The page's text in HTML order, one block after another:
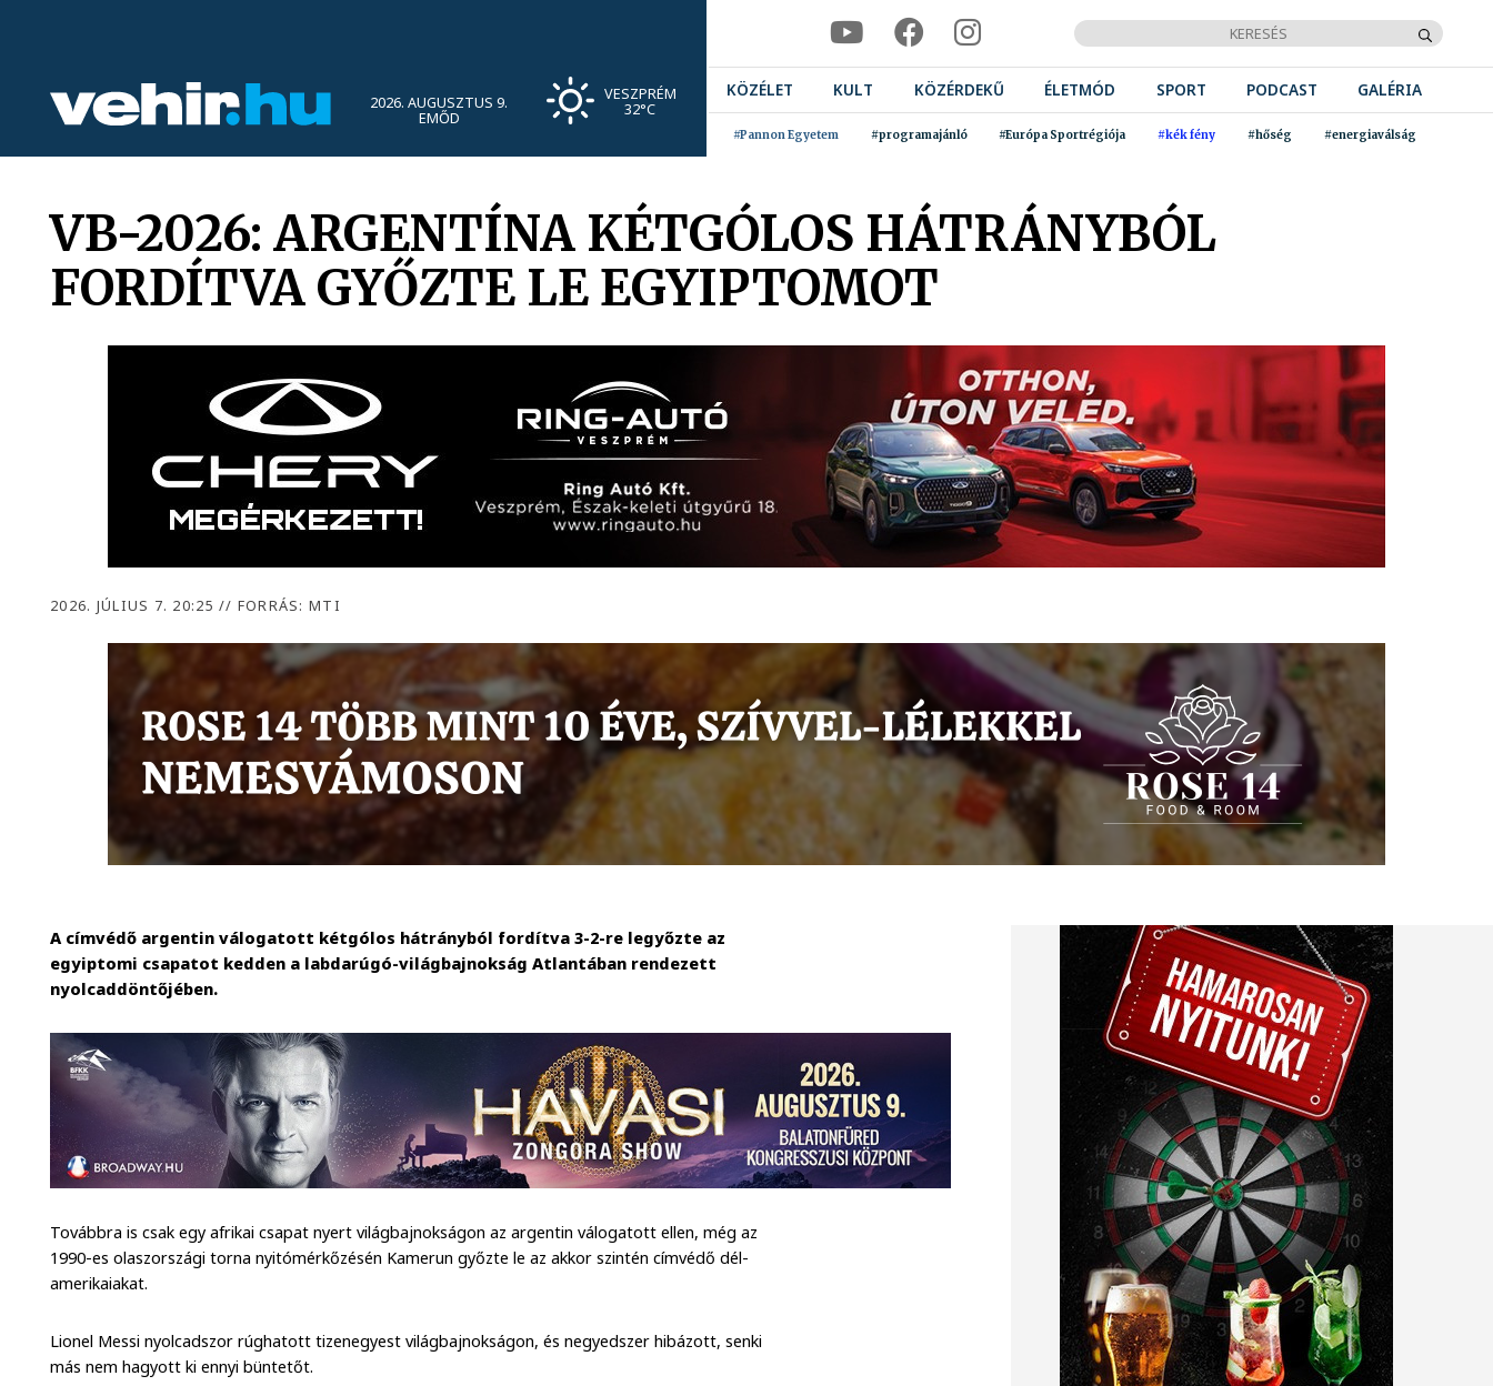
2026. AUGUSZTUS 9.
EMŐD
VESZPRÉM
32°C
KÖZÉLET KULT KÖZÉRDEKŰ ÉLETMÓD SPORT PODCAST GALÉRIA
#Pannon Egyetem #programajánló #Európa Sportrégiója #kék fény #hőség #energiaválság
VB-2026: ARGENTÍNA KÉTGÓLOS HÁTRÁNYBÓL
FORDÍTVA GYŐZTE LE EGYIPTOMOT
2026. JÚLIUS 7. 20:25// FORRÁS: MTI
A címvédő argentin válogatott kétgólos hátrányból fordítva 3-2-re legyőzte az
egyiptomi csapatot kedden a labdarúgó-világbajnokság Atlantában rendezett
nyolcaddöntőjében.
Továbbra is csak egy afrikai csapat nyert világbajnokságon az argentin válogatott ellen, még az
1990-es olaszországi torna nyitómérkőzésén Kamerun győzte le az akkor szintén címvédő dél-
amerikaiakat.
Lionel Messi nyolcadszor rúghatott tizenegyest világbajnokságon, és negyedszer hibázott, senki
más nem hagyott ki ennyi büntetőt.